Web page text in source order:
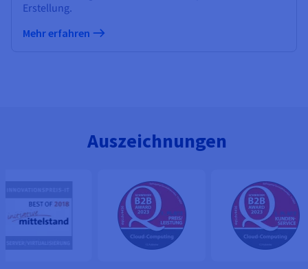
Erstellung.
Mehr erfahren
Auszeichnungen